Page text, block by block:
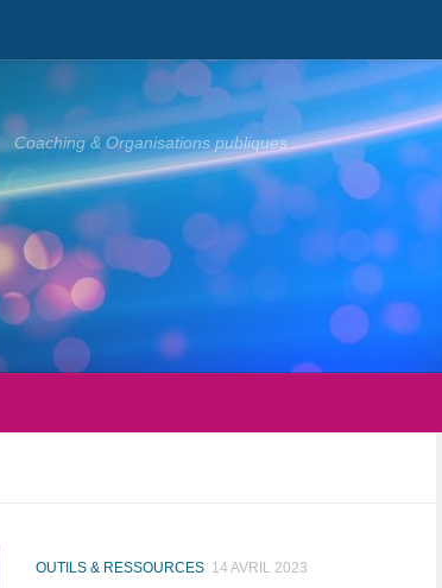
Coaching & Organisations publiques
OUTILS & RESSOURCES 14 AVRIL 2023